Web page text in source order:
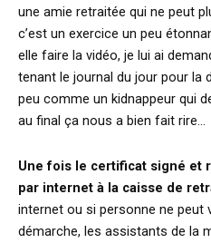
une amie retraitée qui ne peut
c’est un exercice un peu
elle faire la vidéo, je lui ai
tenant le journal du jour pour la
peu comme un kidnappeur qui
au final ça nous a bien fait rire…
Une fois le certificat signé et
par internet à la caisse de
internet ou si personne ne peut
démarche, les assistants de la